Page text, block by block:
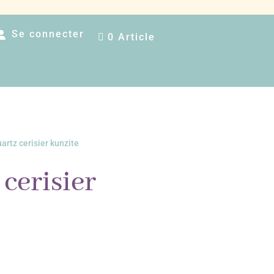
Se connecter 0 Article
cerisier kunzite